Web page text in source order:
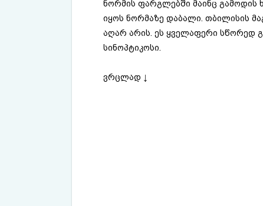
ნორმის ფარგლებში მაინც
იყოს ნორმაზე დაბალი. თბილისის
აღარ არის. ეს ყველაფერი სწორედ
სინოპტიკოსი.
ვრცლად ↓